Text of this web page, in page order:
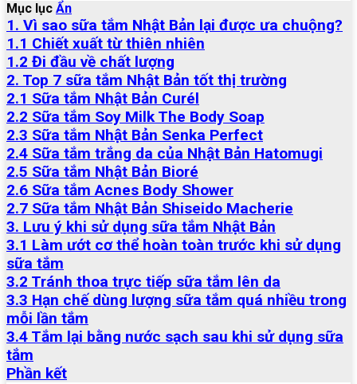
Mục lục Ẩn
1. Vì sao sữa tắm Nhật Bản lại được ưa chuộng?
1.1 Chiết xuất từ thiên nhiên
1.2 Đi đầu về chất lượng
2. Top 7 sữa tắm Nhật Bản tốt thị trường
2.1 Sữa tắm Nhật Bản Curél
2.2 Sữa tắm Soy Milk The Body Soap
2.3 Sữa tắm Nhật Bản Senka Perfect
2.4 Sữa tắm trắng da của Nhật Bản Hatomugi
2.5 Sữa tắm Nhật Bản Bioré
2.6 Sữa tắm Acnes Body Shower
2.7 Sữa tắm Nhật Bản Shiseido Macherie
3. Lưu ý khi sử dụng sữa tắm Nhật Bản
3.1 Làm ướt cơ thể hoàn toàn trước khi sử dụng
sữa tắm
3.2 Tránh thoa trực tiếp sữa tắm lên da
3.3 Hạn chế dùng lượng sữa tắm quá nhiều trong
mỗi lần tắm
3.4 Tắm lại bằng nước sạch sau khi sử dụng sữa
tắm
Phần kết